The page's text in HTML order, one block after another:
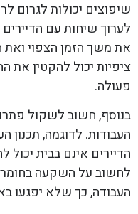
שיפוצים יכולות לגרום
לערוך שיחות עם
את משך הזמן הצפוי
ציפיות יכול להקטין את
פעולה.
בנוסף, חשוב לשקול
העבודות. לדוגמה, תכנון
הדיירים אינם בבית יכול
לחשוב על השקעה
העבודה, כך שלא יפגעו